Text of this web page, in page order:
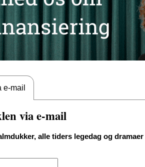
e-mail
via e-mail
alle tiders legedag og